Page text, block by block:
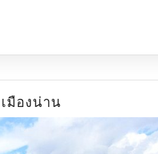
มืองน่าน
จุด